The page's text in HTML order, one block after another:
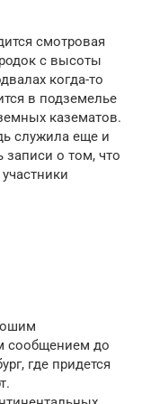
смотровая
с высоты
когда-то
в подземелье
казематов.
служила еще и
записи о том, что
сообщением до
где придется